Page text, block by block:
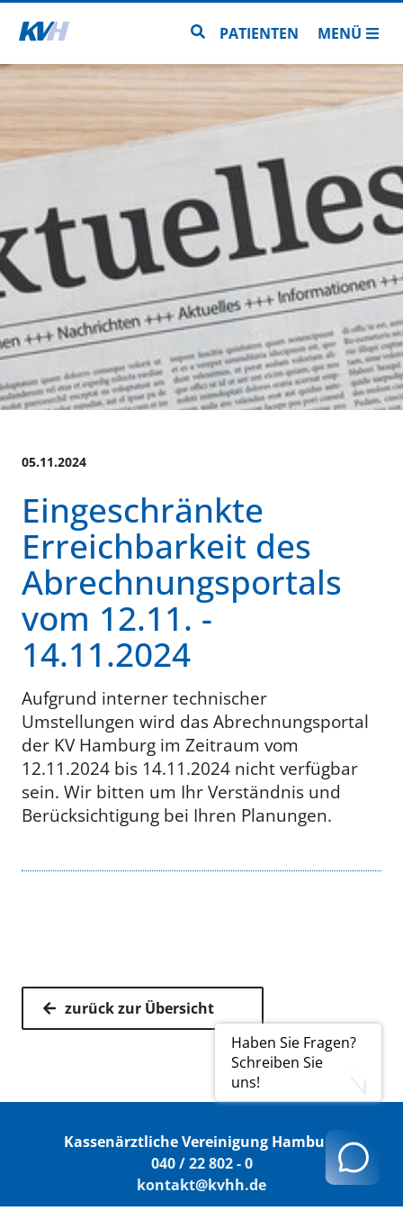
Zur Startseite Zur Seitensuche
PATIENTEN MENÜ
Haben Sie Fragen?
Schreiben Sie
uns!
05.11.2024
Eingeschränkte
Erreichbarkeit des
Abrechnungsportals
vom 12.11. -
14.11.2024
Aufgrund interner technischer
Umstellungen wird das Abrechnungsportal
der KV Hamburg im Zeitraum vom
12.11.2024 bis 14.11.2024 nicht verfügbar
sein. Wir bitten um Ihr Verständnis und
Berücksichtigung bei Ihren Planungen.
zurück zur Übersicht
Kassenärztliche Vereinigung Hamburg
040 / 22 802 - 0
kontakt@kvhh.de